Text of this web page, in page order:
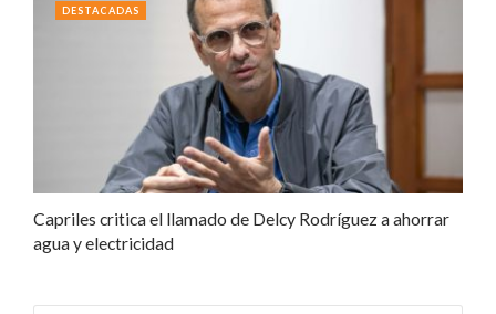
Capriles critica el llamado de Delcy Rodríguez a ahorrar
agua y electricidad
DESTACADAS